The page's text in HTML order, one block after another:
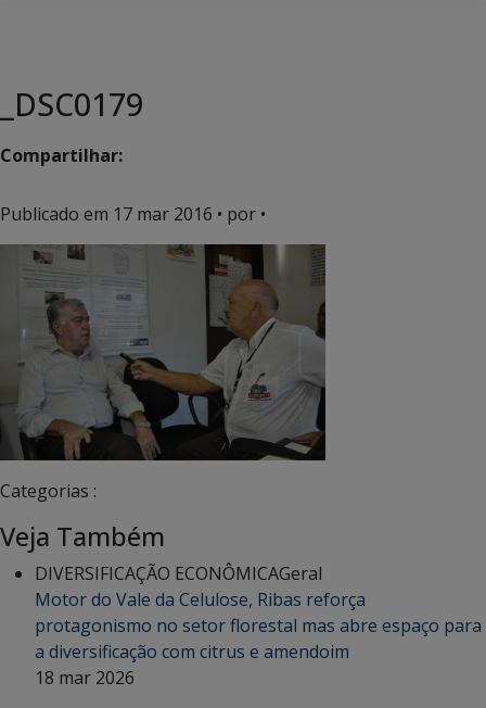
_DSC0179
Compartilhar:
Publicado em 17 mar 2016 • por •
Categorias :
Veja Também
DIVERSIFICAÇÃO ECONÔMICAGeral
Motor do Vale da Celulose, Ribas reforça
protagonismo no setor florestal mas abre espaço para
a diversificação com citrus e amendoim
18 mar 2026